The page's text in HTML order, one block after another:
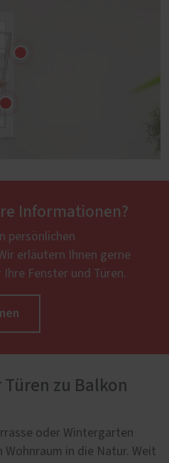
Informationen?
persönlichen
erläutern Ihnen gerne
Fenster und Türen.
zu Balkon
oder Wintergarten
in die Natur. Weit